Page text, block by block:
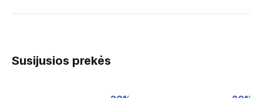
Susijusios prekės